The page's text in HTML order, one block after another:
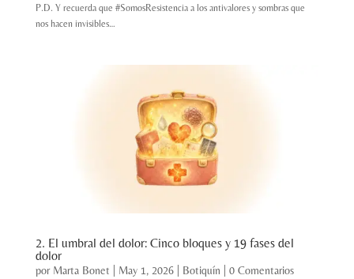
P.D. Y recuerda que #SomosResistencia a los antivalores y sombras que
nos hacen invisibles…
2. El umbral del dolor: Cinco bloques y 19 fases del
dolor
por Marta Bonet May 1, 2026| Botiquín 0 Comentarios